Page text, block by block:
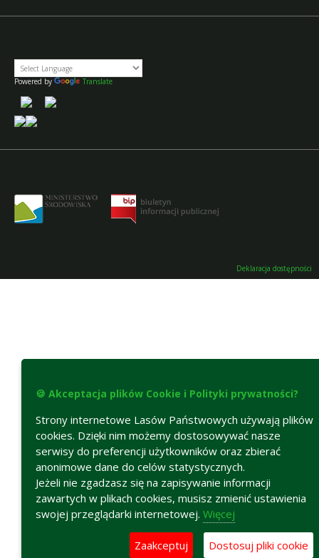
Powered by Translate
Deklaracja dostępności
🍪 Akceptacja plików Cookie i Polityki prywatności?
Strony internetowe Lasów Państwowych używają plików
cookies. Dzięki nim możemy dostosowywać nasze
serwisy do preferencji użytkowników oraz zbierać
anonimowe dane do celów statystycznych.
Jeżeli nie zgadzasz się na zapisywanie informacji
zawartych w plikach cookies, musisz zmienić ustawienia
swojej przeglądarki internetowej. Więcej
Zaakceptuj Dostosuj pliki cookie